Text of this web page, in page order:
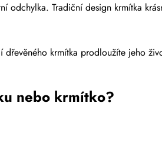
odchylka. Tradiční design krmítka
dřevěného krmítka prodloužíte jeho
nebo krmítko?